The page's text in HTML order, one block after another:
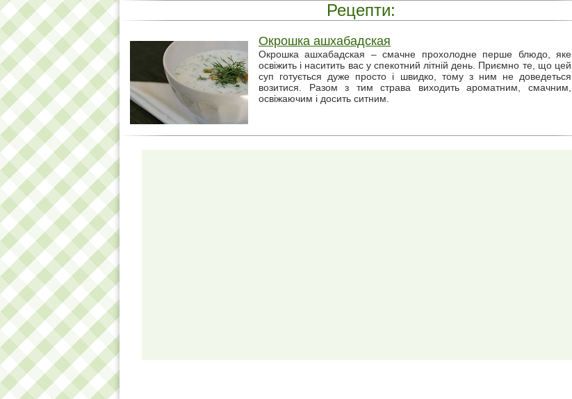
Рецепти:
Окрошка ашхабадская
Окрошка ашхабадская – смачне прохолодне перше блюдо, яке
освіжить і наситить вас у спекотний літній день. Приємно те, що цей
суп готується дуже просто і швидко, тому з ним не доведеться
возитися. Разом з тим страва виходить ароматним, смачним,
освіжаючим і досить ситним.